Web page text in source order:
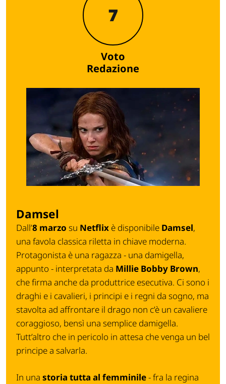
7
Voto
Redazione
Damsel
Dall’8 marzo su Netflix è disponibile Damsel,
una favola classica riletta in chiave moderna.
Protagonista è una ragazza - una damigella,
appunto - interpretata da Millie Bobby Brown,
che firma anche da produttrice esecutiva. Ci sono i
draghi e i cavalieri, i principi e i regni da sogno, ma
stavolta ad affrontare il drago non c’è un cavaliere
coraggioso, bensì una semplice damigella.
Tutt’altro che in pericolo in attesa che venga un bel
principe a salvarla.
In una storia tutta al femminile- fra la regina